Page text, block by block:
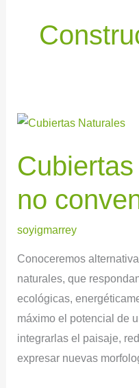
no
soyigmarrey
Conoceremos
naturales, que
ecológicas,
máximo el potencial de
integrarlas el paisaje,
expresar nuevas
Cubiertas
no